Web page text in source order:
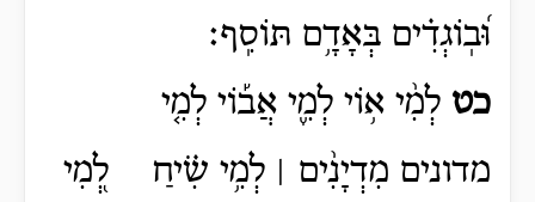
וּ֝בֽוֹגְדִ֗ים בְּאָדָ֥ם תּוֹסִֽף׃
כט לְמִ֨י א֥וֹי לְמִ֪י אֲב֡וֹי לְמִ֤י
מדונים מִדְיָנִ֨ים ׀ לְמִ֥י שִׂ֗יחַ לְ֭מִי